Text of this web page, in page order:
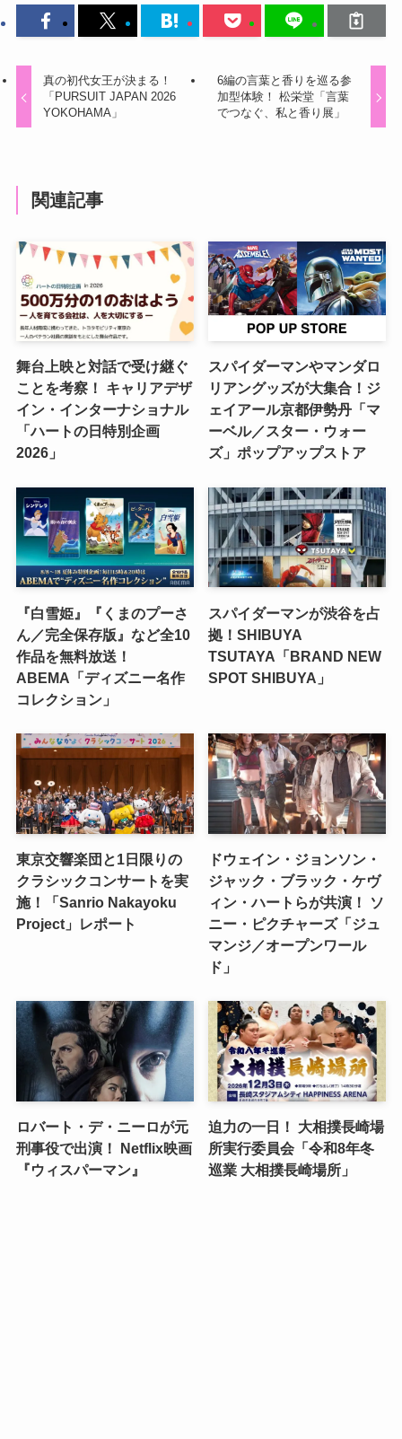
真の初代女王が決まる！
「PURSUIT JAPAN 2026
YOKOHAMA」
6編の言葉と香りを巡る参
加型体験！ 松栄堂「言葉
でつなぐ、私と香り展」
関連記事
舞台上映と対話で受け継ぐ
ことを考察！ キャリアデザ
イン・インターナショナル
「ハートの日特別企画
2026」
スパイダーマンやマンダロ
リアングッズが大集合！ジ
ェイアール京都伊勢丹「マ
ーベル／スター・ウォー
ズ」ポップアップストア
『白雪姫』『くまのプーさ
ん／完全保存版』など全10
作品を無料放送！
ABEMA「ディズニー名作
コレクション」
スパイダーマンが渋谷を占
拠！SHIBUYA
TSUTAYA「BRAND NEW
SPOT SHIBUYA」
東京交響楽団と1日限りの
クラシックコンサートを実
施！「Sanrio Nakayoku
Project」レポート
ドウェイン・ジョンソン・
ジャック・ブラック・ケヴ
ィン・ハートらが共演！ ソ
ニー・ピクチャーズ「ジュ
マンジ／オープンワール
ド」
ロバート・デ・ニーロが元
刑事役で出演！ Netflix映画
『ウィスパーマン』
迫力の一日！ 大相撲長崎場
所実行委員会「令和8年冬
巡業 大相撲長崎場所」